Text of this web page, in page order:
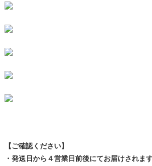
【ご確認ください】
・発送日から４営業日前後にてお届けされます